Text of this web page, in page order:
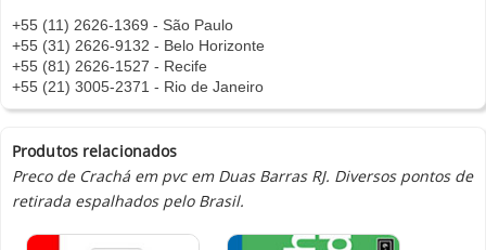
+55 (11) 2626-1369 - São Paulo
+55 (31) 2626-9132 - Belo Horizonte
+55 (81) 2626-1527 - Recife
+55 (21) 3005-2371 - Rio de Janeiro
Produtos relacionados
Preco de Crachá em pvc em Duas Barras RJ. Diversos pontos de
retirada espalhados pelo Brasil.